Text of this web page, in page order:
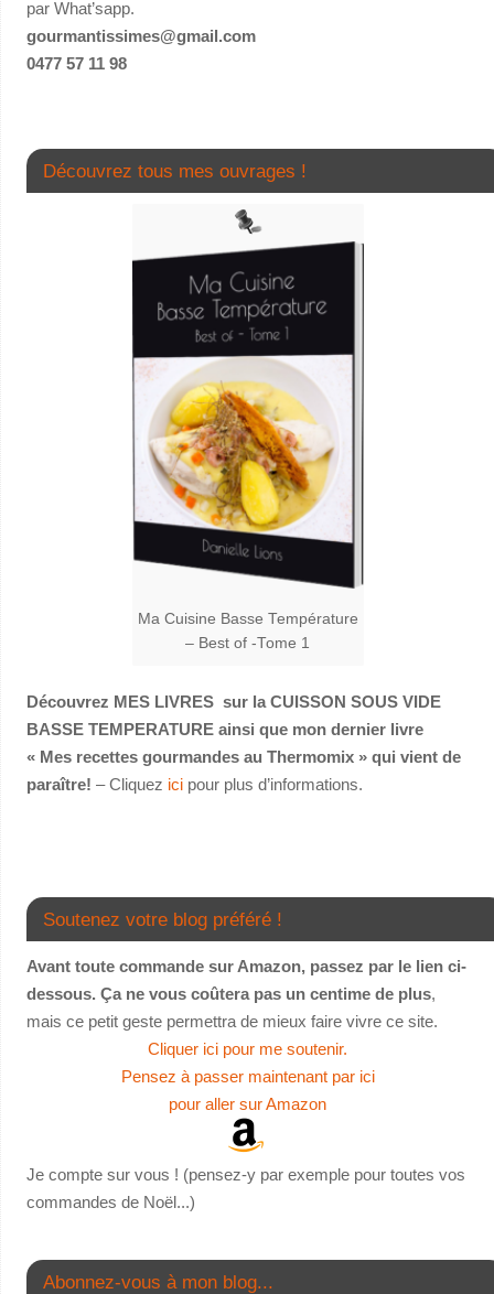
par What’sapp.
gourmantissimes@gmail.com
0477 57 11 98
Découvrez tous mes ouvrages !
Ma Cuisine Basse Température
– Best of -Tome 1
Découvrez MES LIVRES sur la CUISSON SOUS VIDE
BASSE TEMPERATURE ainsi que mon dernier livre
« Mes recettes gourmandes au Thermomix » qui vient de
paraître! – Cliquez icipour plus d’informations.
Soutenez votre blog préféré !
Avant toute commande sur Amazon, passez par le lien ci-
dessous. Ça ne vous coûtera pas un centime de plus,
mais ce petit geste permettra de mieux faire vivre ce site.
Cliquer ici pour me soutenir.
Pensez à passer maintenant par ici
pour aller sur Amazon
Je compte sur vous ! (pensez-y par exemple pour toutes vos
commandes de Noël...)
Abonnez-vous à mon blog...